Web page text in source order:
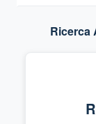
Ricerca